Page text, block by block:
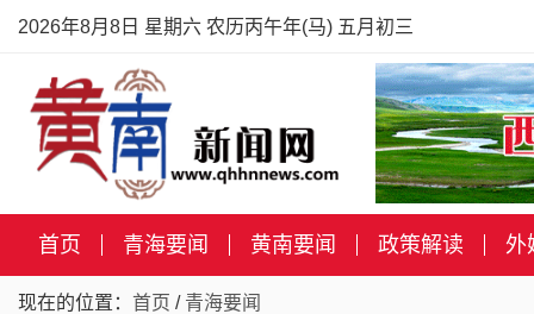
2026年8月8日 星期六 农历丙午年(马) 五月初三
首页 青海要闻 黄南要闻 政策解读 外
现在的位置： 首页 / 青海要闻